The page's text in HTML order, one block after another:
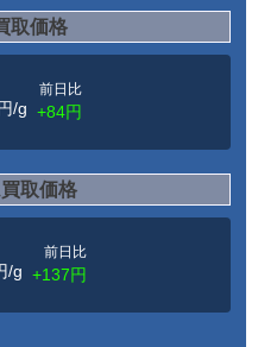
取価格
/g
前日比
+84円
取価格
/g
前日比
+137円